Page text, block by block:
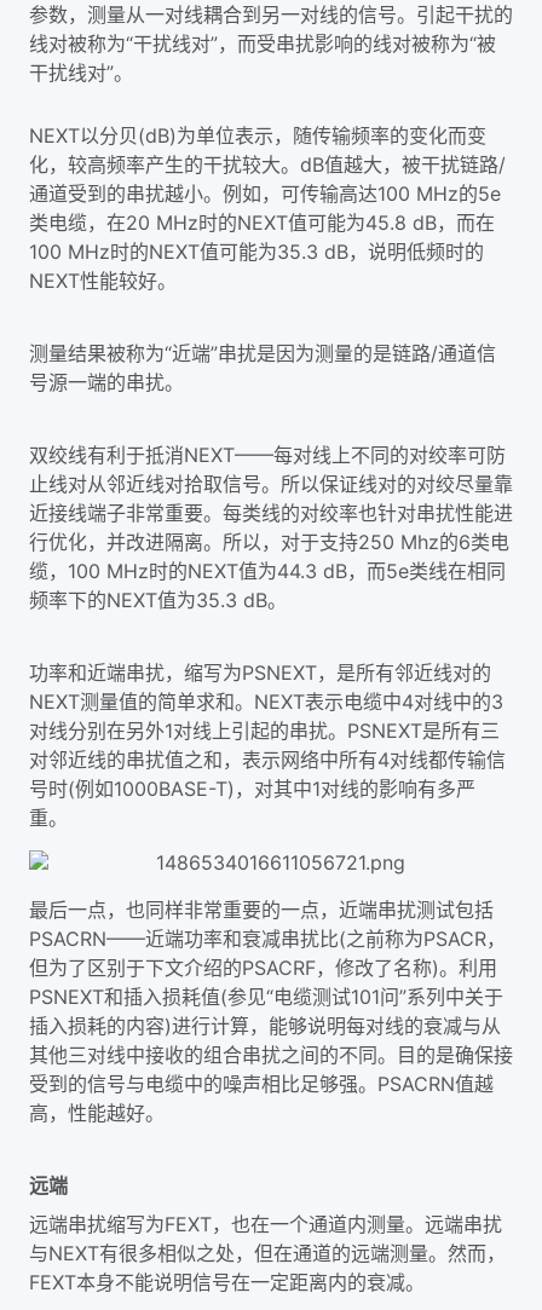
参数，测量从一对线耦合到另一对线的信号。引起干扰的
线对被称为“干扰线对”，而受串扰影响的线对被称为“被
干扰线对”。
NEXT以分贝(dB)为单位表示，随传输频率的变化而变
化，较高频率产生的干扰较大。dB值越大，被干扰链路/
通道受到的串扰越小。例如，可传输高达100 MHz的5e
类电缆，在20 MHz时的NEXT值可能为45.8 dB，而在
100 MHz时的NEXT值可能为35.3 dB，说明低频时的
NEXT性能较好。
测量结果被称为“近端”串扰是因为测量的是链路/通道信
号源一端的串扰。
双绞线有利于抵消NEXT——每对线上不同的对绞率可防
止线对从邻近线对拾取信号。所以保证线对的对绞尽量靠
近接线端子非常重要。每类线的对绞率也针对串扰性能进
行优化，并改进隔离。所以，对于支持250 Mhz的6类电
缆，100 MHz时的NEXT值为44.3 dB，而5e类线在相同
频率下的NEXT值为35.3 dB。
功率和近端串扰，缩写为PSNEXT，是所有邻近线对的
NEXT测量值的简单求和。NEXT表示电缆中4对线中的3
对线分别在另外1对线上引起的串扰。PSNEXT是所有三
对邻近线的串扰值之和，表示网络中所有4对线都传输信
号时(例如1000BASE-T)，对其中1对线的影响有多严
重。
最后一点，也同样非常重要的一点，近端串扰测试包括
PSACRN——近端功率和衰减串扰比(之前称为PSACR，
但为了区别于下文介绍的PSACRF，修改了名称)。利用
PSNEXT和插入损耗值(参见“电缆测试101问”系列中关于
插入损耗的内容)进行计算，能够说明每对线的衰减与从
其他三对线中接收的组合串扰之间的不同。目的是确保接
受到的信号与电缆中的噪声相比足够强。PSACRN值越
高，性能越好。
远端
远端串扰缩写为FEXT，也在一个通道内测量。远端串扰
与NEXT有很多相似之处，但在通道的远端测量。然而，
FEXT本身不能说明信号在一定距离内的衰减。